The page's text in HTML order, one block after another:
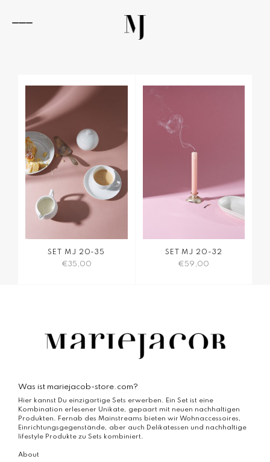
springen
SET MJ 20-35
€35,00
SET MJ 20-32
€59,00
Was ist mariejacob-store.com?
Hier kannst Du einzigartige Sets erwerben. Ein Set ist eine
Kombination erlesener Unikate, gepaart mit neuen nachhaltigen
Produkten. Fernab des Mainstreams bieten wir Wohnaccessoires,
Einrichtungsgegenstände, aber auch Delikatessen und nachhaltige
lifestyle Produkte zu Sets kombiniert.
About